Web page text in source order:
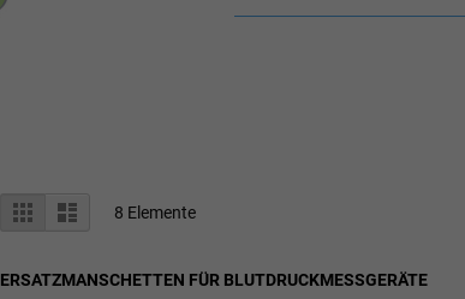
Anzeigen
als
Liste Liste 8 Elemente
ERSATZMANSCHETTEN FÜR BLUTDRUCKMESSGERÄTE